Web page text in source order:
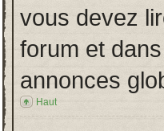
vous devez
forum et
annonces
Haut